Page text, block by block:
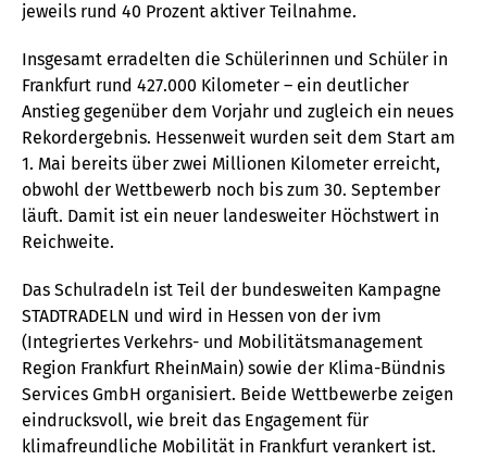
jeweils rund 40 Prozent aktiver Teilnahme.
Insgesamt erradelten die Schülerinnen und Schüler in
Frankfurt rund 427.000 Kilometer – ein deutlicher
Anstieg gegenüber dem Vorjahr und zugleich ein neues
Rekordergebnis. Hessenweit wurden seit dem Start am
1. Mai bereits über zwei Millionen Kilometer erreicht,
obwohl der Wettbewerb noch bis zum 30. September
läuft. Damit ist ein neuer landesweiter Höchstwert in
Reichweite.
Das Schulradeln ist Teil der bundesweiten Kampagne
STADTRADELN und wird in Hessen von der ivm
(Integriertes Verkehrs- und Mobilitätsmanagement
Region Frankfurt RheinMain) sowie der Klima-Bündnis
Services GmbH organisiert. Beide Wettbewerbe zeigen
eindrucksvoll, wie breit das Engagement für
klimafreundliche Mobilität in Frankfurt verankert ist.